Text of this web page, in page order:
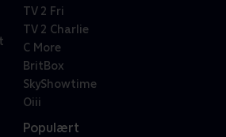
TV 2 Fri
TV 2 Charlie
C More
BritBox
SkyShowtime
Oiii
Populært